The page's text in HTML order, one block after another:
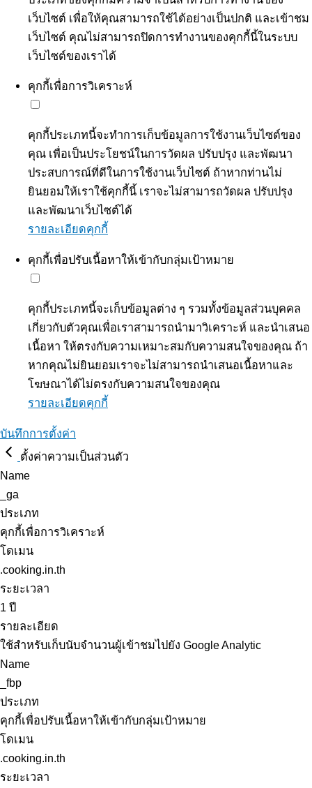
เว็บไซต์ เพื่อให้คุณสามารถใช้ได้อย่างเป็นปกติ และเข้าชม
เว็บไซต์ คุณไม่สามารถปิดการทำงานของคุกกี้นี้ในระบบ
เว็บไซต์ของเราได้
คุกกี้เพื่อการวิเคราะห์
คุกกี้ประเภทนี้จะทำการเก็บข้อมูลการใช้งานเว็บไซต์ของ
คุณ เพื่อเป็นประโยชน์ในการวัดผล ปรับปรุง และพัฒนา
ประสบการณ์ที่ดีในการใช้งานเว็บไซต์ ถ้าหากท่านไม่
ยินยอมให้เราใช้คุกกี้นี้ เราจะไม่สามารถวัดผล ปรับปรุง
และพัฒนาเว็บไซต์ได้
รายละเอียดคุกกี้
คุกกี้เพื่อปรับเนื้อหาให้เข้ากับกลุ่มเป้าหมาย
คุกกี้ประเภทนี้จะเก็บข้อมูลต่าง ๆ รวมทั้งข้อมูลส่วนบุคคล
เกี่ยวกับตัวคุณเพื่อเราสามารถนำมาวิเคราะห์ และนำเสนอ
เนื้อหา ให้ตรงกับความเหมาะสมกับความสนใจของคุณ ถ้า
หากคุณไม่ยินยอมเราจะไม่สามารถนำเสนอเนื้อหาและ
โฆษณาได้ไม่ตรงกับความสนใจของคุณ
รายละเอียดคุกกี้
บันทึกการตั้งค่า
ตั้งค่าความเป็นส่วนตัว
Name
_ga
ประเภท
คุกกี้เพื่อการวิเคราะห์
โดเมน
.cooking.in.th
ระยะเวลา
1 ปี
รายละเอียด
ใช้สำหรับเก็บนับจำนวนผู้เข้าชมไปยัง Google Analytic
Name
_fbp
ประเภท
คุกกี้เพื่อปรับเนื้อหาให้เข้ากับกลุ่มเป้าหมาย
โดเมน
.cooking.in.th
ระยะเวลา